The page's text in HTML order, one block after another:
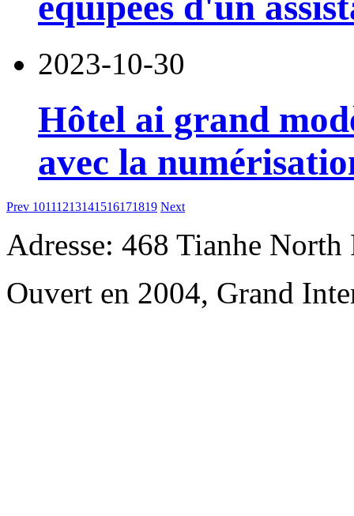
2023-10-30
Hôtel ai grand
avec la
Prev 10111213141516171819 Next
Adresse: 468 Tianhe
Ouvert en 2004, Grand